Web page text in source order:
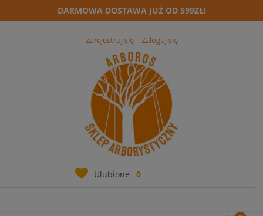
DARMOWA DOSTAWA JUŻ OD 599ZŁ!
Zarejestruj się Zaloguj się
Ulubione 0